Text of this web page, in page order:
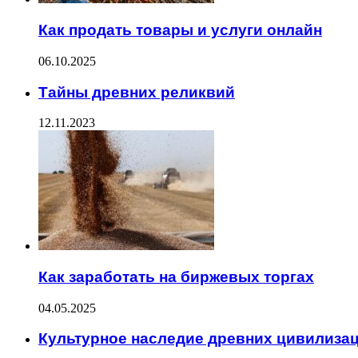
Как продать товары и услуги онлайн
06.10.2025
Тайны древних реликвий
12.11.2023
Как заработать на биржевых торгах
04.05.2025
Культурное наследие древних